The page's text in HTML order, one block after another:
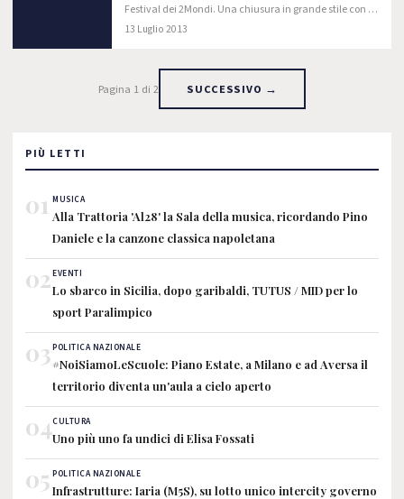
Festival dei 2Mondi. Una chiusura in grande stile con il
consueto e attesissimo appuntamento: il Concerto
13 Luglio 2013
Pagina 1 di 2 SUCCESSIVO →
PIÙ LETTI
01 MUSICA
Alla Trattoria 'Al28' la Sala della musica, ricordando Pino
Daniele e la canzone classica napoletana
02EVENTI
Lo sbarco in Sicilia, dopo garibaldi, TUTUS / MID per lo
sport Paralimpico
03POLITICA NAZIONALE
#NoiSiamoLeScuole: Piano Estate, a Milano e ad Aversa il
territorio diventa un'aula a cielo aperto
04CULTURA
Uno più uno fa undici di Elisa Fossati
05 POLITICA NAZIONALE
Infrastrutture: Iaria (M5S), su lotto unico intercity governo